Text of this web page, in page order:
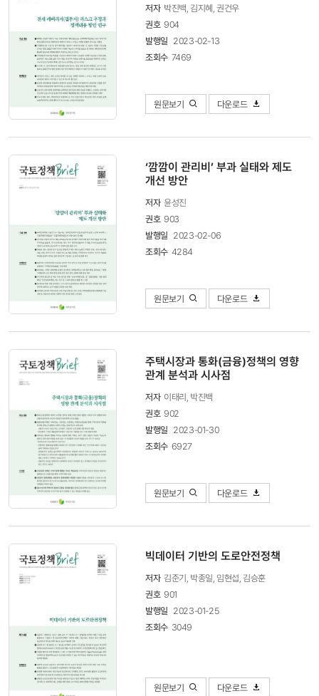
저자 박진백, 김지혜, 권건우
권호 904
발행일 2023-02-13
조회수 7469
원문보기 다운로드
‘깜깜이 관리비’ 부과 실태와 제도
개선 방안
저자 윤성진
권호 903
발행일 2023-02-06
조회수 4284
원문보기 다운로드
주택시장과 통화(금융)정책의 영향
관계 분석과 시사점
저자 이태리, 박진백
권호 902
발행일 2023-01-30
조회수 6927
원문보기 다운로드
빅데이터 기반의 도로안전정책
저자 김준기, 박종일, 임현섭, 김승훈
권호 901
발행일 2023-01-25
조회수 3049
원문보기 다운로드